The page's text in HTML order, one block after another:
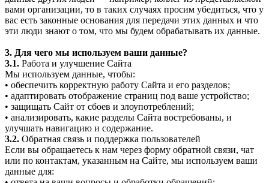
вами организации, то в таких случаях просим убедиться, что у
вас есть законные основания для передачи этих данных и что
эти люди знают о том, что мы будем обрабатывать их данные.
3. Для чего мы используем ваши данные?
3.1. Работа и улучшение Сайта
Мы используем данные, чтобы:
• обеспечить корректную работу Сайта и его разделов;
• адаптировать отображение страниц под ваше устройство;
• защищать Сайт от сбоев и злоупотреблений;
• анализировать, какие разделы Сайта востребованы, и
улучшать навигацию и содержание.
3.2. Обратная связь и поддержка пользователей
Если вы обращаетесь к нам через форму обратной связи, чат
или по контактам, указанным на Сайте, мы используем ваши
данные для: